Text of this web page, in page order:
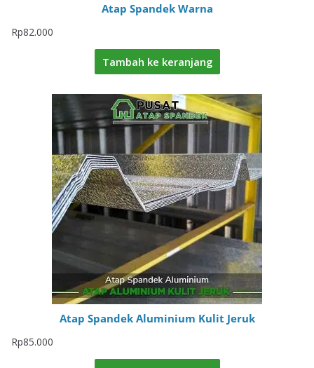
Atap Spandek Warna
Rp82.000
Tambah ke keranjang
Atap Spandek Aluminium Kulit Jeruk
Rp85.000